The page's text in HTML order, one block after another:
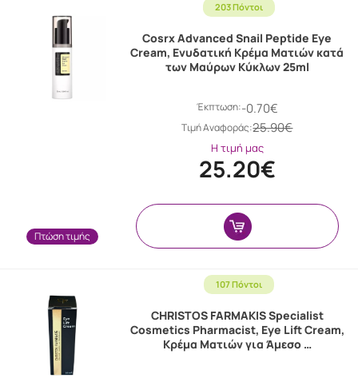
203 Πόντοι
Πτώση τιμής
Cosrx Advanced Snail Peptide Eye
Cream, Ενυδατική Κρέμα Ματιών κατά
των Μαύρων Κύκλων 25ml
Έκπτωση:-0.70€
Tιμή Αναφοράς:25.90€
Η τιμή μας
25.20€
107 Πόντοι
CHRISTOS FARMAKIS Specialist
Cosmetics Pharmacist, Eye Lift Cream,
Κρέμα Ματιών για Άμεσο …